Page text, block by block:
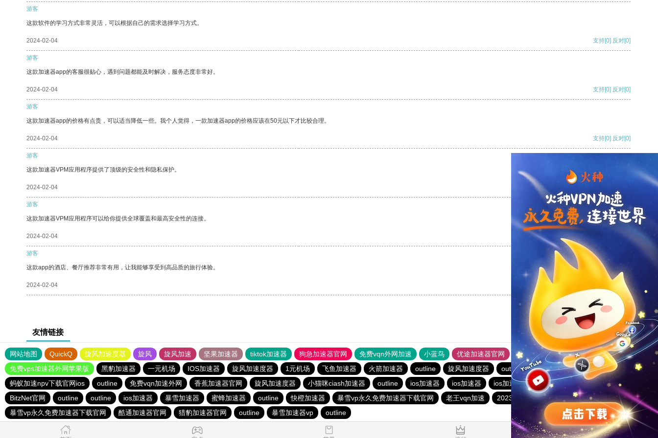
游客
这款软件的学习方式非常灵活，可以根据自己的需求选择学习方式。
2024-02-04 支持[0] 反对[0]
游客
这款加速器app的客服很贴心，遇到问题都能及时解决，服务态度非常好。
2024-02-04 支持[0] 反对[0]
游客
这款加速器app的价格有点贵，可以适当降低一些。我个人觉得，一款加速器app的价格应该在50元以下才比较合理。
2024-02-04 支持[0] 反对[0]
游客
这款加速器VPM应用程序提供了顶级的安全性和隐私保护。
2024-02-04
游客
这款加速器VPM应用程序可以给你提供全球覆盖和最高安全性的连接。
2024-02-04 反对
游客
这款app的酒店、餐厅推荐非常有用，让我能够享受到高品质的旅行体验。
2024-02-04 反对[0]
友情链接
网站地图 QuickQ 旋风加速度器 旋风 旋风加速 坚果加速器 tiktok加速器 狗急加速器官网 免费vqn外网加速 小蓝鸟 优途加速器官网 风驰加速器 旋风加速器
八戒看书
免费vps加速器外网苹果版
黑豹加速器 一元机场 IOS加速器 旋风加速度器 1元机场 飞鱼加速器 火箭加速器 outline 旋风加速度器 outline outline
海外加速器试用一小时
蚂蚁加速npv下载官网ios
outline 免费vqn加速外网 香蕉加速器官网 旋风加速度器 小猫咪ciash加速器 outline ios加速器 ios加速器 ios加速器 安易加速器
猴王加速器
BitzNet官网
outline outline ios加速器 暴雪加速器 蜜蜂加速器 outline 快橙加速器 暴雪vp永久免费加速器下载官网 老王vqn加速 2023免费加速神器
蚂蚁加速npv下载官网ios
暴雪vp永久免费加速器下载官网
酷通加速器官网 猎豹加速器官网 outline 暴雪加速器vp outline